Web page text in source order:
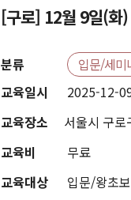
[구로] 12월 9일(화
분류 입문/세미
교육일시
2025-12-
교육장소
서울시 구
교육비
무료
교육대상
입문/왕초